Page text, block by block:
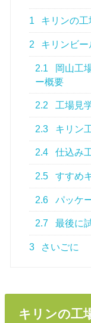
1 キリンの工
2 キリンビ
2.1
岡山工
ー概要
2.2 工場見
2.3 キリン
2.4 仕込み
2.5 すすめ
2.6 パッケ
2.7 最後に
3 さいごに
キリンの工